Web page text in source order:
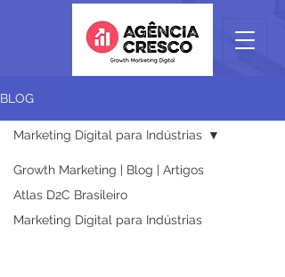
BLOG
Growth Marketing | Blog | Artigos
Atlas D2C Brasileiro
Marketing Digital para Indústrias
Marketing Digital para Indústrias